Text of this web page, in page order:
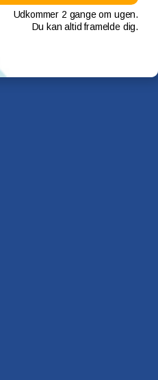
Udkommer 2 gange om ugen.
Du kan altid framelde dig.